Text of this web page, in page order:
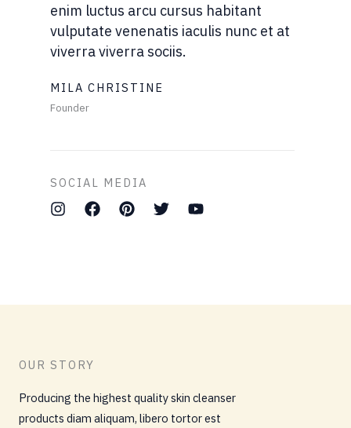
enim luctus arcu cursus habitant
vulputate venenatis iaculis nunc et at
viverra viverra sociis.
MILA CHRISTINE
Founder
SOCIAL MEDIA
OUR STORY
Producing the highest quality skin cleanser
products diam aliquam, libero tortor est